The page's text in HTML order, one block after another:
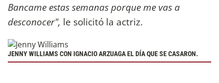
Bancame estas semanas porque me vas a
desconocer", le solicitó la actriz.
JENNY WILLIAMS CON IGNACIO ARZUAGA EL DÍA QUE SE CASARON.